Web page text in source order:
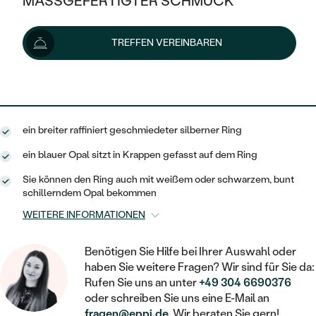
KLASSISCH
V-FORM
VINTAGE
AUSSERGEWÖHNLICHE
GEHÄMMERTE
VON HAND GRAVIERTE
MIT MEHREREN DIAMANTEN
HALO
VINTAGE
IM SET
AUSSERGEWÖHNLICH
WÄHLE EINEN RING
DIAMANTEN ZUM EINFASSEN
AUSVERKAUF
WENN SCHMUCK HILFT
NACH TYP
OHRRINGE
ANHÄNGER / KETTEN
SCHMUCKSET
HERRENSCHMUCK
PLATIN
OHRSTECKER
CREOLEN
MINIMALISTISCHE
OHRHÄNGER
SOLITÄR
HERZ
GOLD
SILBER
ZUR GEBURT EINES KINDES
MIT STERNZEICHEN
MINIMALISTISCH
AUSVERKAUF
GOLD
PLATIN
NACH STYL
MEMOIRE
MINIMALISTISCHE
TREFFEN VEREINBAREN
118 €
Lieferoptionen
ein breiter raffiniert geschmiedeter silberner Ring
ein blauer Opal sitzt in Krappen gefasst auf dem Ring
Sie können den Ring auch mit weißem oder schwarzem, bunt
schillerndem Opal bekommen
WEITERE INFORMATIONEN
Benötigen Sie Hilfe bei Ihrer Auswahl oder
haben Sie weitere Fragen? Wir sind für Sie da:
Rufen Sie uns an unter+49 304 6690376
oder schreiben Sie uns eine E-Mail an